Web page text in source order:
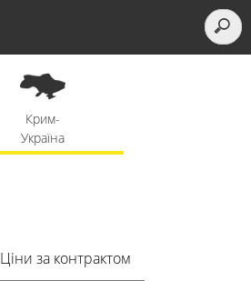
Крим-
Україна
прийому
Ціни за контрактом